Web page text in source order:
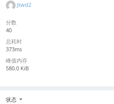
Jtwd2
分数
40
总耗时
373ms
峰值内存
580.0 KiB
状态